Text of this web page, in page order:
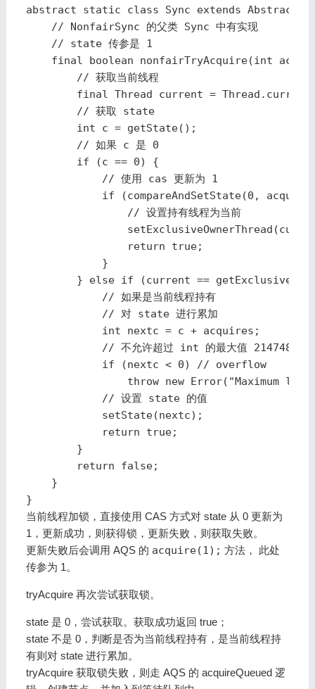
abstract static class Sync extends
    // NonfairSync 的父类 Sync 中有实现
    // state 传参是 1
final boolean nonfairTryAcquire(int
        // 获取当前线程
final Thread current =
        // 获取 state
        int c = getState();
        // 如果 c 是 0
        if (c == 0) {
            // 使用 cas 更新为 1
if (compareAndSetState(0,
                // 设置持有线程为当前
                return true;
            }
} else if (current ==
            // 如果是当前线程持有
            // 对 state 进行累加
            int nextc = c + acquires;
// 不允许超过 int 的最大值
            if (nextc < 0) // overflow
throw new Error("Maximum
            // 设置 state 的值
            setState(nextc);
            return true;
        }
        return false;
    }
}
当前线程加锁，直接使用 CAS 方式对 state 从 0 更新为
1，更新成功，则获得锁，更新失败，则获取失败。
更新失败后会调用 AQS 的 acquire(1); 方法， 此处
传参为 1。
tryAcquire 再次尝试获取锁。
state 是 0，尝试获取。获取成功返回 true；
state 不是 0，判断是否为当前线程持有，是当前线程持
有则对 state 进行累加。
tryAcquire 获取锁失败，则走 AQS 的 acquireQueued 逻